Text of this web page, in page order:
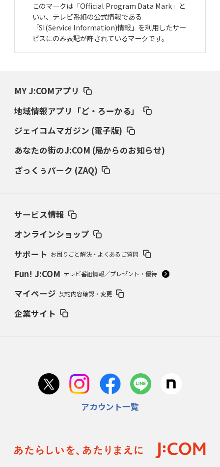
このマークは「Official Program Data Mark」と
いい、テレビ番組の公式情報である
「SI(Service Information)情報」を利用したサー
ビスにのみ表記が許されているマークです。
MY J:COMアプリ
地域情報アプリ「ど・ろーかる」
ジェイコムマガジン (電子版)
あなたの街のJ:COM (局からのお知らせ)
ざっくぅパーク (ZAQ)
サービス情報
オンラインショップ
サポート お困りごと解決・よくあるご質問
Fun! J:COM テレビ番組情報／プレゼント・優待
マイページ 契約内容確認・変更
企業サイト
アカウント一覧